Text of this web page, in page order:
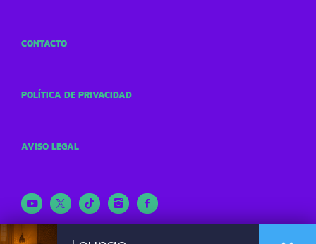
CONTACTO
POLÍTICA DE PRIVACIDAD
AVISO LEGAL